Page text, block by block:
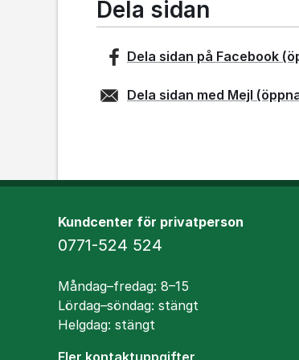
Dela sidan
Dela sidan på Facebook
Dela sidan med Mejl
Kundcenter för privatperson
Telefon
0771-524 524
Öppettider
Måndag–fredag: 8–15
Lördag–söndag: stängt
Helgdag: stängt
Fler kontaktuppgifter